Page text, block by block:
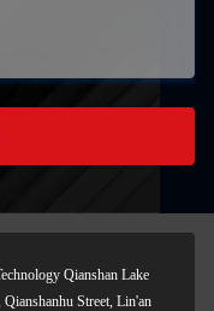
Qianshan Lake
Street, Lin'an